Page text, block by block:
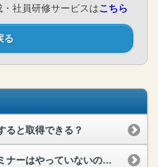
社員研修サービスはこちら
る
ると取得できる？
ユーキャンでは模擬試験やセミナーはやっていないのですか？